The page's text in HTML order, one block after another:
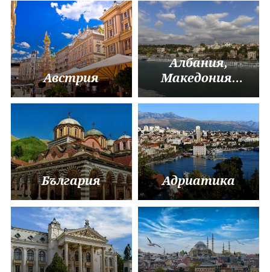
Политика за лични
данни
Документи
ПОСЛЕДВАЙТЕ НИ
Австрия
Албания,
Македония,
България Адриатика